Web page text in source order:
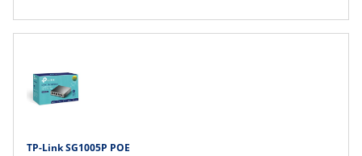
TP-Link SG1005P POE